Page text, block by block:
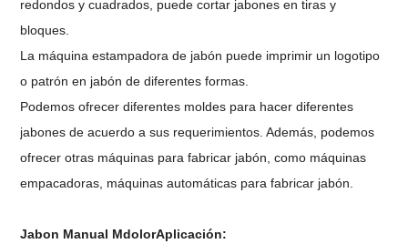
redondos y cuadrados, puede cortar jabones en tiras y
bloques.
La máquina estampadora de jabón puede imprimir un logotipo
o patrón en jabón de diferentes formas.
Podemos ofrecer diferentes moldes para hacer diferentes
jabones de acuerdo a sus requerimientos. Además, podemos
ofrecer otras máquinas para fabricar jabón, como máquinas
empacadoras, máquinas automáticas para fabricar jabón.
Jabon Manual MdolorAplicación: